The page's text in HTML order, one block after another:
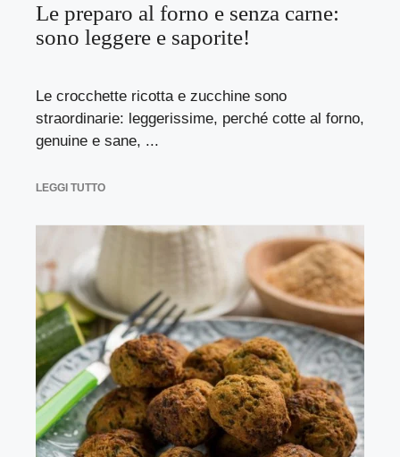
Le preparo al forno e senza carne:
sono leggere e saporite!
Le crocchette ricotta e zucchine sono
straordinarie: leggerissime, perché cotte al forno,
genuine e sane, ...
LEGGI TUTTO